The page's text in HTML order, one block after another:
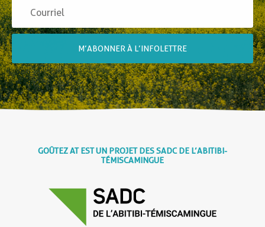
M’ABONNER À L’INFOLETTRE
GOÛTEZ AT EST UN PROJET DES SADC DE L’ABITIBI-
TÉMISCAMINGUE